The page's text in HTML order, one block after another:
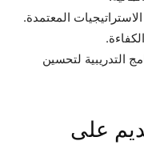
المعتمدة.
التدريبية لتحسين
على